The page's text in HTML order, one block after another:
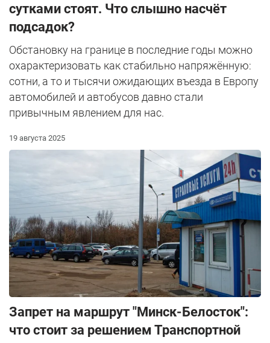
сутками стоят. Что слышно насчёт
подсадок?
Обстановку на границе в последние годы можно
охарактеризовать как стабильно напряжённую:
сотни, а то и тысячи ожидающих въезда в Европу
автомобилей и автобусов давно стали
привычным явлением для нас.
19 августа 2025
Запрет на маршрут "Минск-Белосток":
что стоит за решением Транспортной